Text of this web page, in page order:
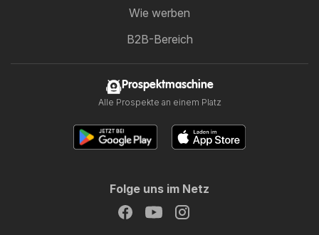
Wie werben
B2B-Bereich
Prospektmaschine
Alle Prospekte an einem Platz
Folge uns im Netz